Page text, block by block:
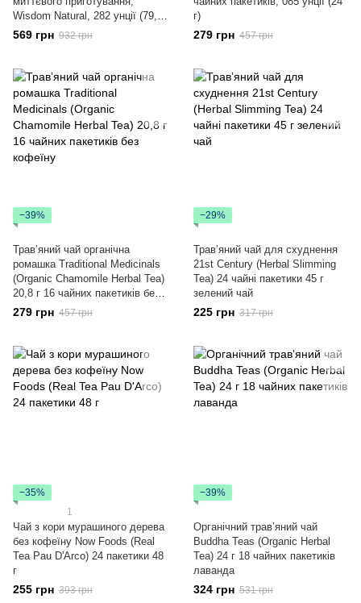
Wisdom Natural, 282 унції (79,9
г)
569 грн 932 грн
г)
279 грн 457 грн
−39%
Травʼяний чай органічна
ромашка Traditional Medicinals
(Organic Chamomile Herbal Tea)
20,8 г 16 чайних пакетиків без
кофеїну
279 грн 457 грн
−29%
Травʼяний чай для схуднення
21st Century (Herbal Slimming
Tea) 24 чайні пакетики 45 г
зелений чай
225 грн 317 грн
−35%
1
Чай з кори мурашиного дерева
без кофеїну Now Foods (Real
Tea Pau D'Arco) 24 пакетики 48
г
255 грн 393 грн
−39%
Органічний травʼяний чай
Buddha Teas (Organic Herbal
Tea) 24 г 18 чайних пакетиків
лаванда
324 грн 531 грн